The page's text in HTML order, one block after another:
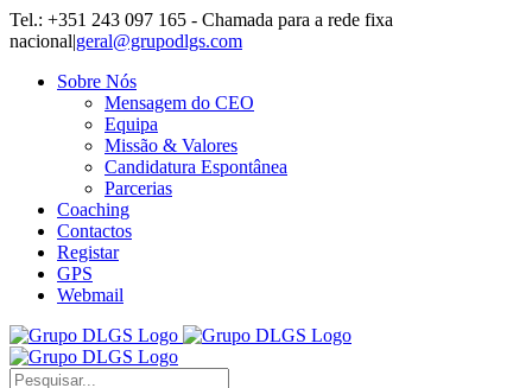
Skip
to
Tel.: +351 243 097 165 - Chamada para a rede fixa
nacional|geral@grupodlgs.com
Sobre Nós
Mensagem do CEO
Equipa
Missão & Valores
Candidatura Espontânea
Parcerias
Coaching
Contactos
Registar
GPS
Webmail
Pesquisar